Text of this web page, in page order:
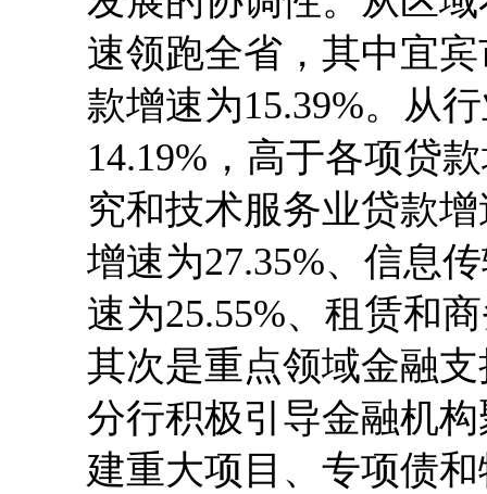
速领跑全省，其中宜
款增速为15.39%。从
14.19%，高于各项贷
究和技术服务业贷款
增速为27.35%、信息
速为25.55%、租赁和
其次是重点领域金融
分行积极引导金融机
建重大项目、专项债